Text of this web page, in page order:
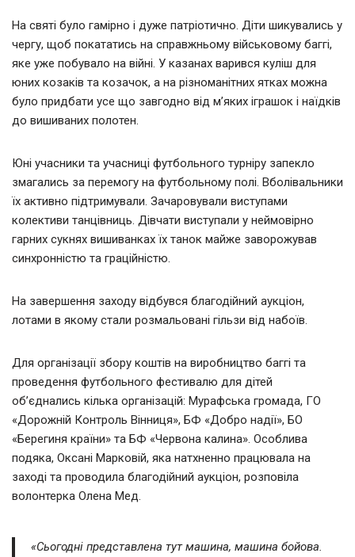
На святі було гамірно і дуже патріотично. Діти шикувались у
чергу, щоб покататись на справжньому військовому баггі,
яке уже побувало на війні. У казанах варився куліш для
юних козаків та козачок, а на різноманітних ятках можна
було придбати усе що завгодно від м’яких іграшок і наїдків
до вишиваних полотен.
Юні учасники та учасниці футбольного турніру запекло
змагались за перемогу на футбольному полі. Вболівальники
їх активно підтримували. Зачаровували виступами
колективи танцівниць. Дівчати виступали у неймовірно
гарних сукнях вишиванках їх танок майже заворожував
синхронністю та граційністю.
На завершення заходу відбувся благодійний аукціон,
лотами в якому стали розмальовані гільзи від набоїв.
Для організації збору коштів на виробництво баггі та
проведення футбольного фестивалю для дітей
об’єднались кілька організацій: Мурафська громада, ГО
«Дорожній Контроль Вінниця», БФ «Добро надії», БО
«Берегиня країни» та БФ «Червона калина». Особлива
подяка, Оксані Марковій, яка натхненно працювала на
заході та проводила благодійний аукціон, розповіла
волонтерка Олена Мед.
«Сьогодні представлена тут машина, машина бойова.